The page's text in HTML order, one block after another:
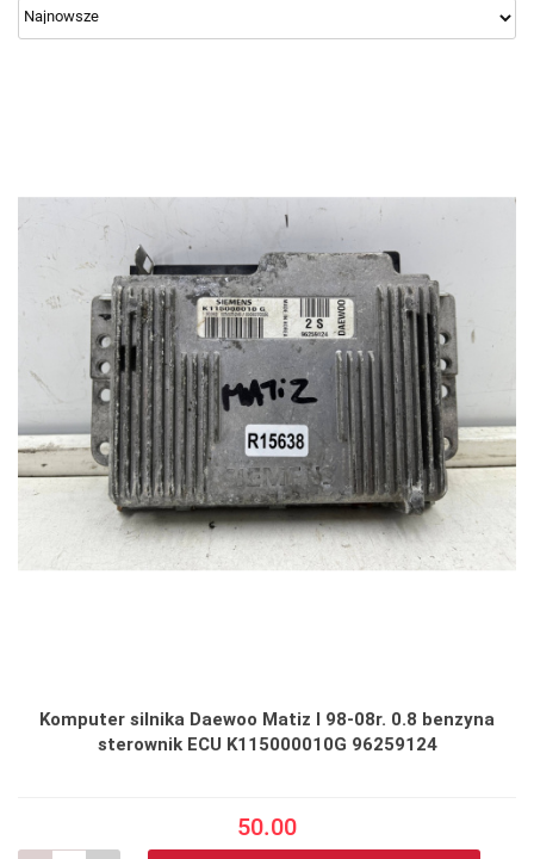
Komputer silnika Daewoo Matiz I 98-08r. 0.8 benzyna
sterownik ECU K115000010G 96259124
50.00